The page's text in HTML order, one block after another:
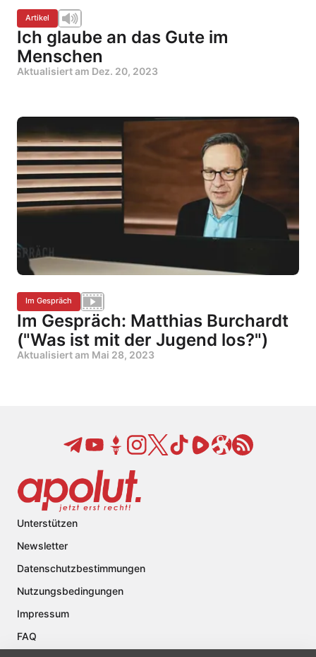
Artikel
Ich glaube an das Gute im
Menschen
Aktualisiert am Dez. 20, 2023
Im Gespräch
Im Gespräch: Matthias Burchardt
("Was ist mit der Jugend los?")
Aktualisiert am Mai 28, 2023
Unterstützen
Newsletter
Datenschutzbestimmungen
Nutzungsbedingungen
Impressum
FAQ